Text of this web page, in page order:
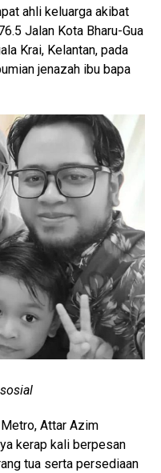
ahli keluarga akibat
Jalan Kota Bharu-Gua
Krai, Kelantan, pada
jenazah ibu bapa
Attar Azim
kerap kali berpesan
tua serta persediaan